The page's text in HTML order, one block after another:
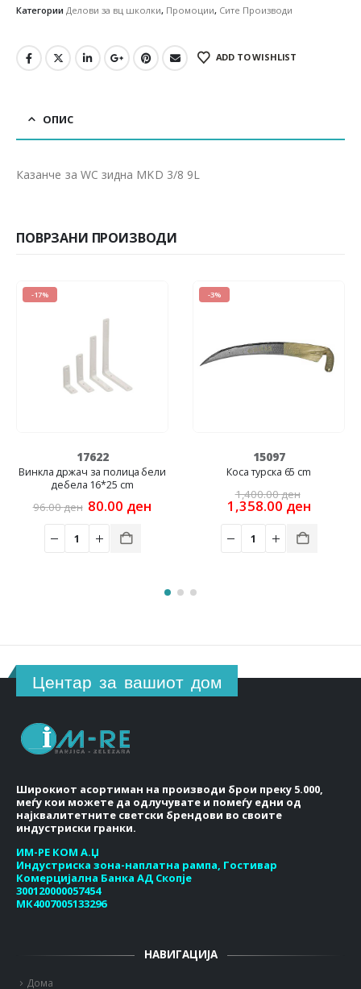
Категории Делови за вц школки, Промоции, Сите Производи
ADD TO WISHLIST
ОПИС
Казанче за WC зидна MKD 3/8 9L
ПОВРЗАНИ ПРОИЗВОДИ
држач за полица бели
16*25 cm
Original
price
was:
96.00 ден.
80.00денCurrent
price
is:
80.00 ден.
Коса турска 65 cm
денOriginal
price
1,400.00 ден.
1,358.00 денCurrent
price
is:
1,358.00 ден.
Центар за вашиот дом
Широкиот асортиман на производи брои преку 5.000,
меѓу кои можете да одлучувате и помеѓу едни од
најквалитетните светски брендови во своите
индустриски гранки.
ИМ-РЕ КОМ А.Џ
Индустриска зона-наплатна рампа, Гостивар
Комерцијална Банка АД Скопје
300120000057454
МК4007005133296
НАВИГАЦИЈА
Дома